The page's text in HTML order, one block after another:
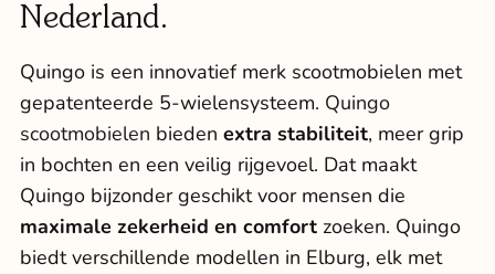
Nederland.
Quingo is een innovatief merk scootmobielen met
gepatenteerde 5-wielensysteem. Quingo
scootmobielen bieden extra stabiliteit, meer grip
in bochten en een veilig rijgevoel. Dat maakt
Quingo bijzonder geschikt voor mensen die
maximale zekerheid en comfort zoeken. Quingo
biedt verschillende modellen in Elburg, elk met